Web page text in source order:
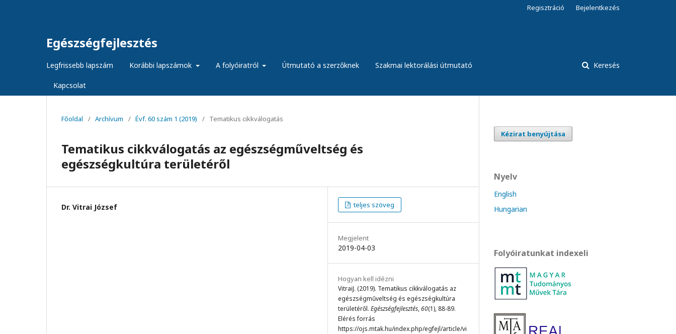
Egészségfejlesztés
Legfrissebb lapszám Korábbi lapszámok A folyóiratról Útmutató a szerzőknek Szakmai lektorálási útmutató
Kapcsolat
Keresés
Regisztráció Bejelentkezés
Főoldal / Archívum / Évf. 60 szám 1 (2019) / Tematikus cikkválogatás
Tematikus cikkválogatás az egészségműveltség és
egészségkultúra területéről
Dr. Vitrai József teljes szöveg
Megjelent
2019-04-03
Hogyan kell idézni
VitraiJ. (2019). Tematikus cikkválogatás az
egészségműveltség és egészségkultúra
területéről. Egészségfejlesztés,60(1), 88-89.
Elérés forrás
https://ojs.mtak.hu/index.php/egfejl/article/vi
Kézirat benyújtása
Nyelv
English
Hungarian
Folyóiratunkat indexeli